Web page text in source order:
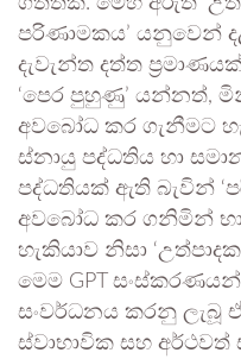
පරිණාමකය’ යනුවෙන්
දැවැන්ත දත්ත
‘පෙර පුහුණු’ යන්නත්,
අවබෝධ කර ගැනීමට
ස්නායු පද්ධතිය හා
පද්ධතියක් ඇති බැවින්
අවබෝධ කර ගනිමින්
හැකියාව නිසා
මෙම GPT
සංවර්ධනය කරනු ලැබූ
ස්වාභාවික සහ අර්ථවත්